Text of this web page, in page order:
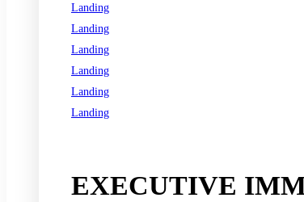
Landing
Landing
Landing
Landing
Landing
Landing
EXECUTIVE